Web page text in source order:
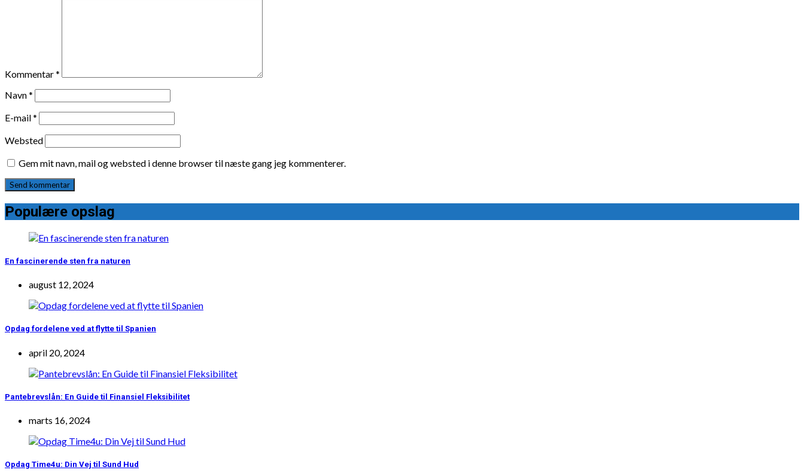
Kommentar*
Navn*
E-mail*
Websted
Gem mit navn, mail og websted i denne browser til næste gang jeg kommenterer.
Populære opslag
En fascinerende sten fra naturen
august 12, 2024
Opdag fordelene ved at flytte til Spanien
april 20, 2024
Pantebrevslån: En Guide til Finansiel Fleksibilitet
marts 16, 2024
Opdag Time4u: Din Vej til Sund Hud